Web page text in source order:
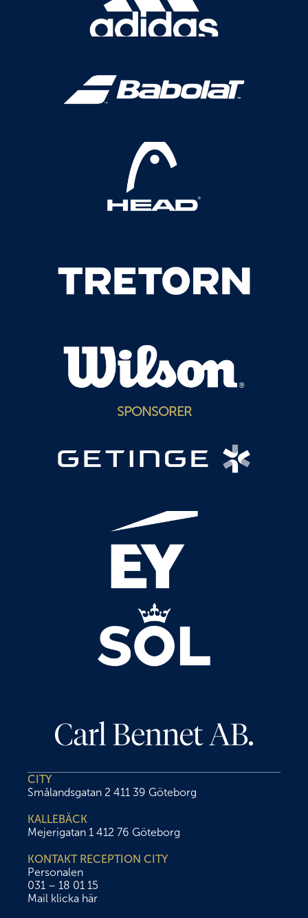
SPONSORER
CITY
Smålandsgatan 2 411 39 Göteborg
KALLEBÄCK
Mejerigatan 1 412 76 Göteborg
KONTAKT RECEPTION CITY
Personalen
031 – 18 01 15
Mail klicka här